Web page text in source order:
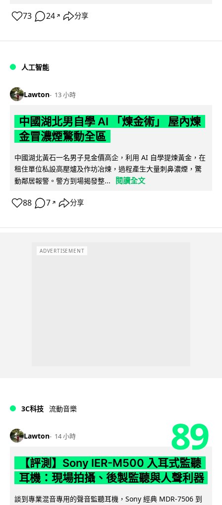
73 24 ↗ 分享
人工智能
Lawton 13 小時
中國湖北男自學 AI 「煉金術」 屋內煉
金冒濃煙驚動全區
中國湖北黃石一名男子見金價高企，利用 AI 自學提煉黃金，在
租住單位私設高壓爐及作坊冶煉，過程產生大量刺鼻濃煙，驚
動鄰居報警。警方到場揭發整...
閱讀全文
88 7 ↗ 分享
ADVERTISEMENT
3C科技 流動音樂
Lawton 14 小時 89
【評測】Sony IER-M500 入耳式監聽
耳機：現場拍攝、後製監聽與人聲利器
談到專業混音專用的聲音監聽耳機，Sony 經典 MDR-7506 到